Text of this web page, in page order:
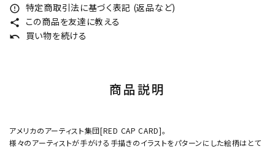
error_outline 特定商取引法に基づく表記 (返品など)
share この商品を友達に教える
undo 買い物を続ける
商品説明
アメリカのアーティスト集団[RED CAP CARD]。
様々のアーティストが手がける手描きのイラストをパターンにした絵柄はとて